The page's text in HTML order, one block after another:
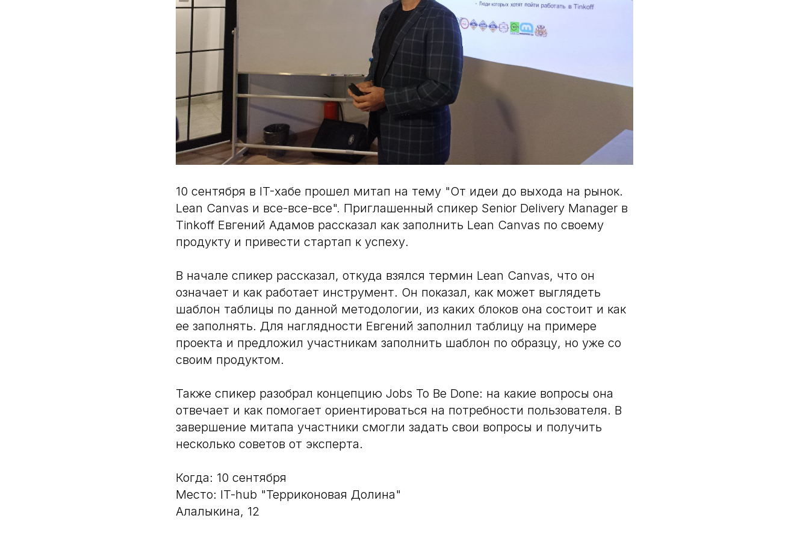
10 сентября в IT-хабе прошел митап на тему "От идеи до выхода на рынок.
Lean Сanvas и все-все-все". Приглашенный спикер Senior Delivery Manager в
Tinkoff Евгений Адамов рассказал как заполнить Lean Canvas по своему
продукту и привести стартап к успеху.
В начале спикер рассказал, откуда взялся термин Lean Canvas, что он
означает и как работает инструмент. Он показал, как может выглядеть
шаблон таблицы по данной методологии, из каких блоков она состоит и как
ее заполнять. Для наглядности Евгений заполнил таблицу на примере
проекта и предложил участникам заполнить шаблон по образцу, но уже со
своим продуктом.
Также спикер разобрал концепцию Jobs To Be Done: на какие вопросы она
отвечает и как помогает ориентироваться на потребности пользователя. В
завершение митапа участники смогли задать свои вопросы и получить
несколько советов от эксперта.
Когда: 10 сентября
Место: IT-hub "Терриконовая Долина"
Алалыкина, 12